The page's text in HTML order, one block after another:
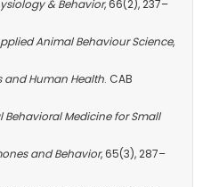
& Behavior, 66(2), 237–
Animal Behaviour Science,
and Human Health. CAB
Behavioral Medicine for Small
and Behavior, 65(3), 287–